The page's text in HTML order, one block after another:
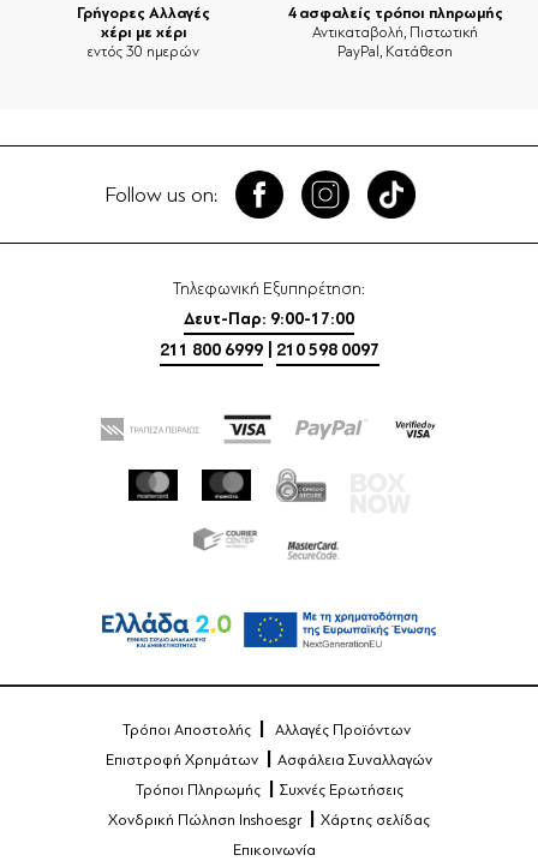
Γρήγορες Αλλαγές
χέρι με χέρι
εντός 30 ημερών
4 ασφαλείς τρόποι πληρωμής
Αντικαταβολή, Πιστωτική
PayPal, Κατάθεση
Follow us on:
Τηλεφωνική Εξυπηρέτηση:
Δευτ-Παρ: 9:00-17:00
211 800 6999
210 598 0097
Τρόποι Αποστολής
Αλλαγές Προϊόντων
Επιστροφή Χρημάτων
Ασφάλεια Συναλλαγών
Τρόποι Πληρωμής
Συχνές Ερωτήσεις
Χονδρική Πώληση Inshoes.gr
Χάρτης σελίδας
Επικοινωνία